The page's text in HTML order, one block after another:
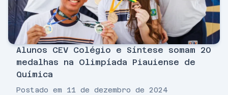
Alunos CEV Colégio e Síntese somam 20
medalhas na Olimpíada Piauiense de
Química
Postado em 11 de dezembro de 2024